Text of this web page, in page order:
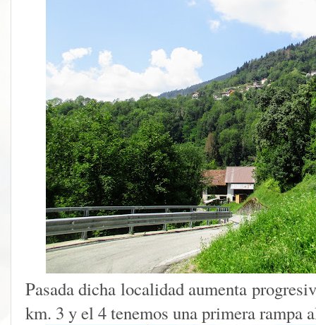
Pasada dicha localidad aumenta
km. 3 y el 4 tenemos una primera rampa